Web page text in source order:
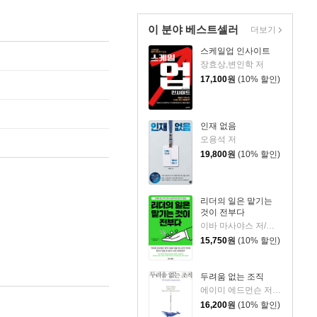
이 분야 베스트셀러
스케일업 인사이트
장효상,변인학 저
17,100원 (10% 할인)
인재 없음
오용석 저
19,800원 (10% 할인)
리더의 일은 맡기는
것이 전부다
이바 마사야스 저/정혜원 역
15,750원 (10% 할인)
두려움 없는 조직
에이미 에드먼슨 저/최윤영 역/오승민 감수
16,200원 (10% 할인)
더보기